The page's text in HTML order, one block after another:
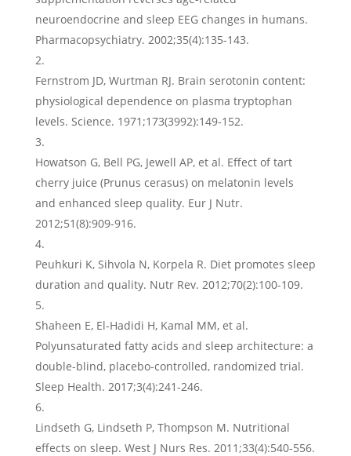
neuroendocrine and sleep EEG changes in humans.
Pharmacopsychiatry. 2002;35(4):135-143.
Fernstrom JD, Wurtman RJ. Brain serotonin content:
physiological dependence on plasma tryptophan
levels. Science. 1971;173(3992):149-152.
Howatson G, Bell PG, Jewell AP, et al. Effect of tart
cherry juice (Prunus cerasus) on melatonin levels
and enhanced sleep quality. Eur J Nutr.
2012;51(8):909-916.
Peuhkuri K, Sihvola N, Korpela R. Diet promotes sleep
duration and quality. Nutr Rev. 2012;70(2):100-109.
Shaheen E, El-Hadidi H, Kamal MM, et al.
Polyunsaturated fatty acids and sleep architecture: a
double-blind, placebo-controlled, randomized trial.
Sleep Health. 2017;3(4):241-246.
Lindseth G, Lindseth P, Thompson M. Nutritional
effects on sleep. West J Nurs Res. 2011;33(4):540-556.